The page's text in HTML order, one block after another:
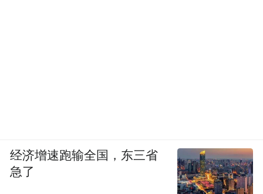
经济增速跑输全国，东三省
急了